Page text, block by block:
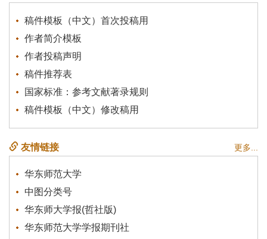
稿件模板（中文）首次投稿用
作者简介模板
作者投稿声明
稿件推荐表
国家标准：参考文献著录规则
稿件模板（中文）修改稿用
友情链接 更多...
华东师范大学
中图分类号
华东师大学报(哲社版)
华东师范大学学报期刊社